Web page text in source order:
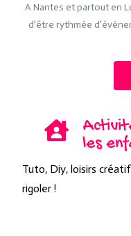
A Nantes et partout en
d’être rythmée
les
Tuto, Diy, loisirs
rigoler !